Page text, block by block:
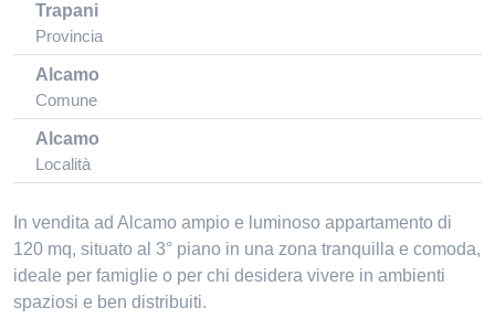
Trapani
Provincia
Alcamo
Comune
Alcamo
Località
In vendita ad Alcamo ampio e luminoso appartamento di
120 mq, situato al 3° piano in una zona tranquilla e comoda,
ideale per famiglie o per chi desidera vivere in ambienti
spaziosi e ben distribuiti.